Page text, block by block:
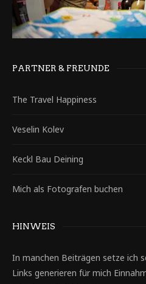
PARTNER & FREUNDE
The Travel Happiness
Veselin Kolev
Keckl Bau Deining
Mich als Fotografen buchen
HINWEIS
In manchen Beiträgen setze ich
Links generieren für mich